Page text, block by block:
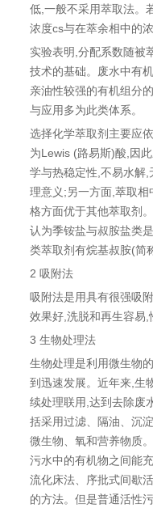
低,一般不采用萃取法。
浓度cs与在萃余相中的
实验表明,分配系数随被
技术的基础。废水中有
亲油性较强的有机组分
与应用多为此类体系。
选择化学萃取剂主要应
为Lewis (路易斯)酸,因
学与热稳定性,不易水解
理意义;另一方面,萃取
格方面优于其他萃取剂
认为季铵盐与叔胺盐类
类萃取剂有烷基叔胺(简
2 吸附法
吸附法是用具有很强吸
效果好,洗脱和再生容易,
3 生物处理法
生物处理是利用微生物
到迅速发展。近年来,生
续处理联用,达到去除废
括采用过滤、隔油、沉
微生物、氧和营养物质
污水中的有机物之间能
流化床法、序批式间歇
的方法。但是普通活性